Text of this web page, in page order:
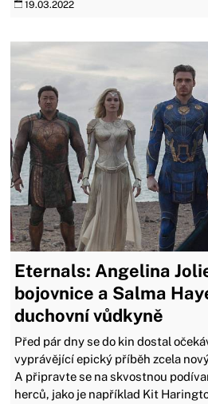
19.03.2022
Eternals: Angelina
bojovnice a Salma
duchovní vůdkyně
Před pár dny se do kin dostal
vyprávějící epický příběh zcela
A připravte se na skvostnou
herců, jako je například Kit